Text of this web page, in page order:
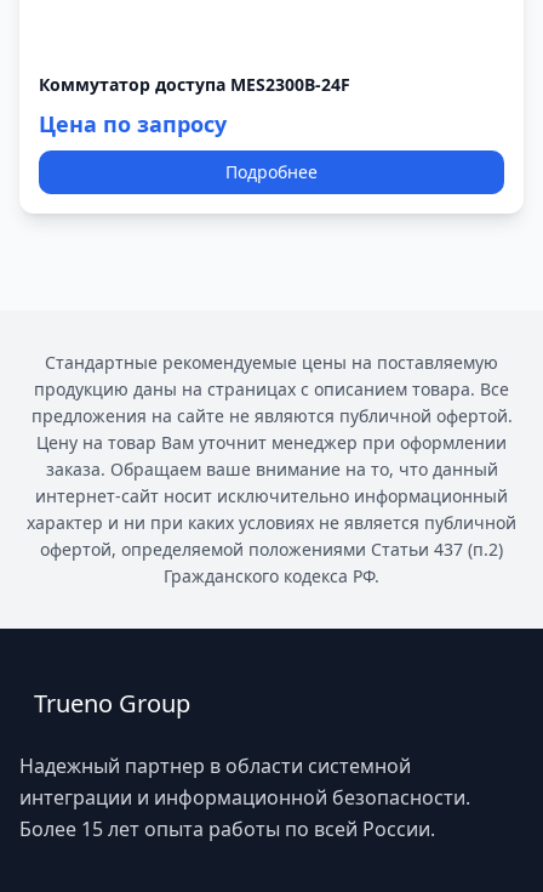
Коммутатор доступа MES2300B-24F
Цена по запросу
Подробнее
Стандартные рекомендуемые цены на поставляемую
продукцию даны на страницах с описанием товара. Все
предложения на сайте не являются публичной офертой.
Цену на товар Вам уточнит менеджер при оформлении
заказа. Обращаем ваше внимание на то, что данный
интернет-сайт носит исключительно информационный
характер и ни при каких условиях не является публичной
офертой, определяемой положениями Статьи 437 (п.2)
Гражданского кодекса РФ.
Trueno Group
Надежный партнер в области системной
интеграции и информационной безопасности.
Более 15 лет опыта работы по всей России.